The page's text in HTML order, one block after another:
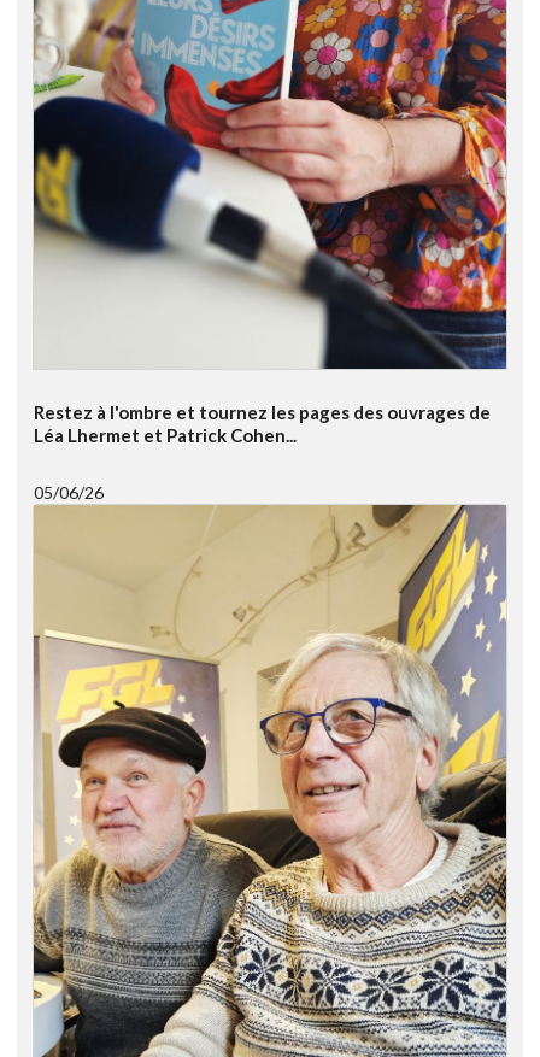
Restez à l'ombre et tournez les pages des ouvrages de
Léa Lhermet et Patrick Cohen...
05/06/26